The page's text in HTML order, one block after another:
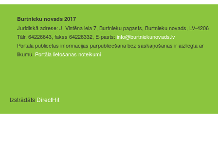
Burtnieku novads 2017
Juridiskā adrese: J. Vintēna iela 7, Burtnieku pagasts, Burtnieku novads, LV-4206
Tālr. 64226643, fakss 64226332, E-pasts: info@burtniekunovads.lv
Portālā publicētās informācijas pārpublicēšana bez saskaņošanas ir aizliegta ar
likumu. Portāla lietošanas noteikumi
Izstrādāts DirectHit